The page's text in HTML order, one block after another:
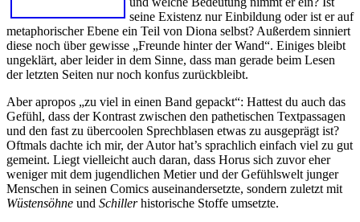
seine Existenz nur Einbildung oder ist er auf
metaphorischer Ebene ein Teil von Diona selbst? Außerdem sinniert
diese noch über gewisse „Freunde hinter der Wand“. Einiges bleibt
ungeklärt, aber leider in dem Sinne, dass man gerade beim Lesen
der letzten Seiten nur noch konfus zurückbleibt.
Aber apropos „zu viel in einen Band gepackt“: Hattest du auch das
Gefühl, dass der Kontrast zwischen den pathetischen Textpassagen
und den fast zu übercoolen Sprechblasen etwas zu ausgeprägt ist?
Oftmals dachte ich mir, der Autor hat’s sprachlich einfach viel zu gut
gemeint. Liegt vielleicht auch daran, dass Horus sich zuvor eher
weniger mit dem jugendlichen Metier und der Gefühlswelt junger
Menschen in seinen Comics auseinandersetzte, sondern zuletzt mit
Wüstensöhne und Schillerhistorische Stoffe umsetzte.